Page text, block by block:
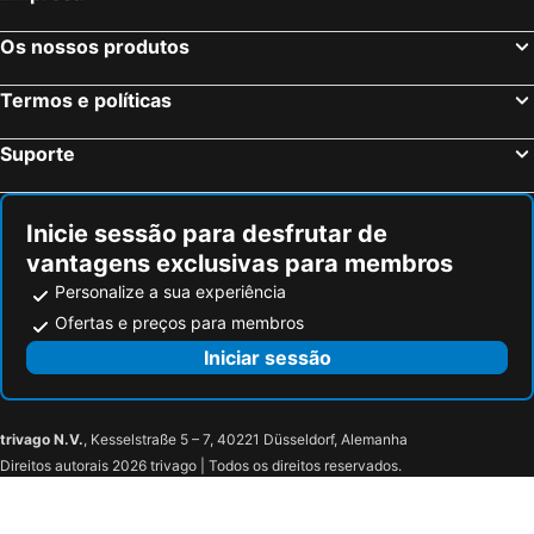
Os nossos produtos
Termos e políticas
Suporte
Inicie sessão para desfrutar de
vantagens exclusivas para membros
Personalize a sua experiência
Ofertas e preços para membros
Iniciar sessão
trivago N.V., Kesselstraße 5 – 7, 40221 Düsseldorf, Alemanha
Direitos autorais 2026 trivago | Todos os direitos reservados.